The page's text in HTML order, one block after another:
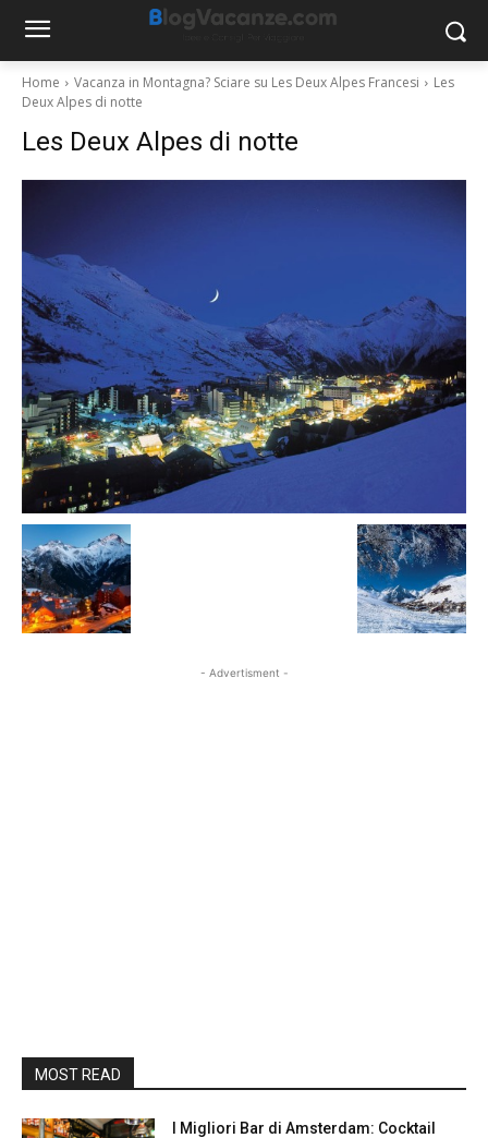
Home Vacanza in Montagna? Sciare su Les Deux Alpes Francesi
Les
Deux Alpes di notte
Les Deux Alpes di notte
- Advertisment -
MOST READ
I Migliori Bar di Amsterdam: Cocktail